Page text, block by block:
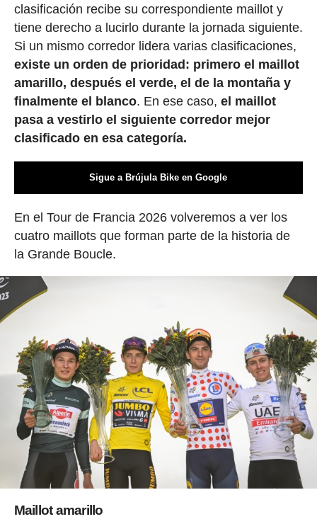
clasificación recibe su correspondiente maillot y
tiene derecho a lucirlo durante la jornada siguiente.
Si un mismo corredor lidera varias clasificaciones,
existe un orden de prioridad: primero el maillot
amarillo, después el verde, el de la montaña y
finalmente el blanco. En ese caso, el maillot
pasa a vestirlo el siguiente corredor mejor
clasificado en esa categoría.
Sigue a Brújula Bike en Google
En el Tour de Francia 2026 volveremos a ver los
cuatro maillots que forman parte de la historia de
la Grande Boucle.
Maillot amarillo